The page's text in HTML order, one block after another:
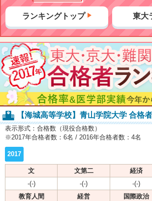
ランキングトップ 東大
【海城高等学校】青山学院大学 合格
表示形式：合格数（現役合格数）
※2017年合格者数：6名 / 2016年合格者数：4名
2017
文 文第二 経済
-(-)
-(-) -(-)
教育人間
経営 国際政治